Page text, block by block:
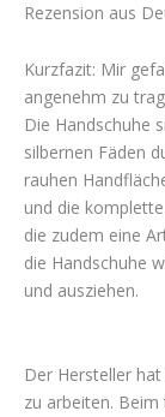
Rezension aus
Kurzfazit: Mir
angenehm zu
Die Handschuhe
silbernen Fäden
rauhen
und die
die zudem eine
die Handschuhe
und ausziehen.
Der Hersteller
zu arbeiten.